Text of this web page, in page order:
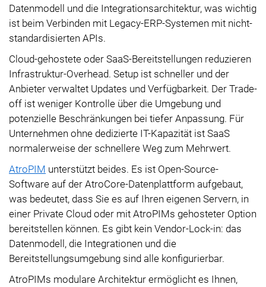
Datenmodell und die Integrationsarchitektur, was wichtig
ist beim Verbinden mit Legacy-ERP-Systemen mit nicht-
standardisierten APIs.
Cloud-gehostete oder SaaS-Bereitstellungen reduzieren
Infrastruktur-Overhead. Setup ist schneller und der
Anbieter verwaltet Updates und Verfügbarkeit. Der Trade-
off ist weniger Kontrolle über die Umgebung und
potenzielle Beschränkungen bei tiefer Anpassung. Für
Unternehmen ohne dedizierte IT-Kapazität ist SaaS
normalerweise der schnellere Weg zum Mehrwert.
AtroPIM unterstützt beides. Es ist Open-Source-
Software auf der AtroCore-Datenplattform aufgebaut,
was bedeutet, dass Sie es auf Ihren eigenen Servern, in
einer Private Cloud oder mit AtroPIMs gehosteter Option
bereitstellen können. Es gibt kein Vendor-Lock-in: das
Datenmodell, die Integrationen und die
Bereitstellungsumgebung sind alle konfigurierbar.
AtroPIMs modulare Architektur ermöglicht es Ihnen,